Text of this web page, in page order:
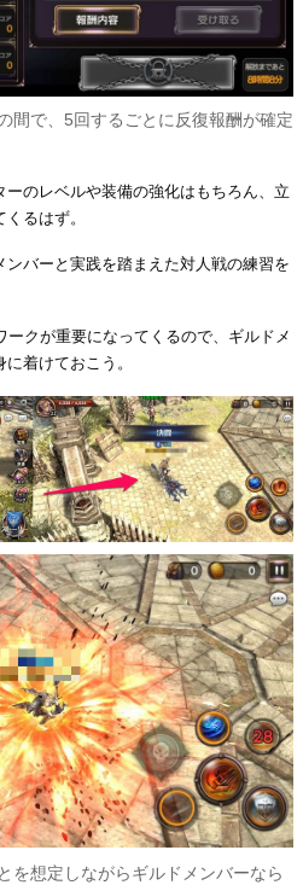
間で、5回するごとに反復報酬が確定
のレベルや装備の強化はもちろん、立
るはず。
バーと実践を踏まえた対人戦の練習を
クが重要になってくるので、ギルドメ
着けておこう。
を想定しながらギルドメンバーなら